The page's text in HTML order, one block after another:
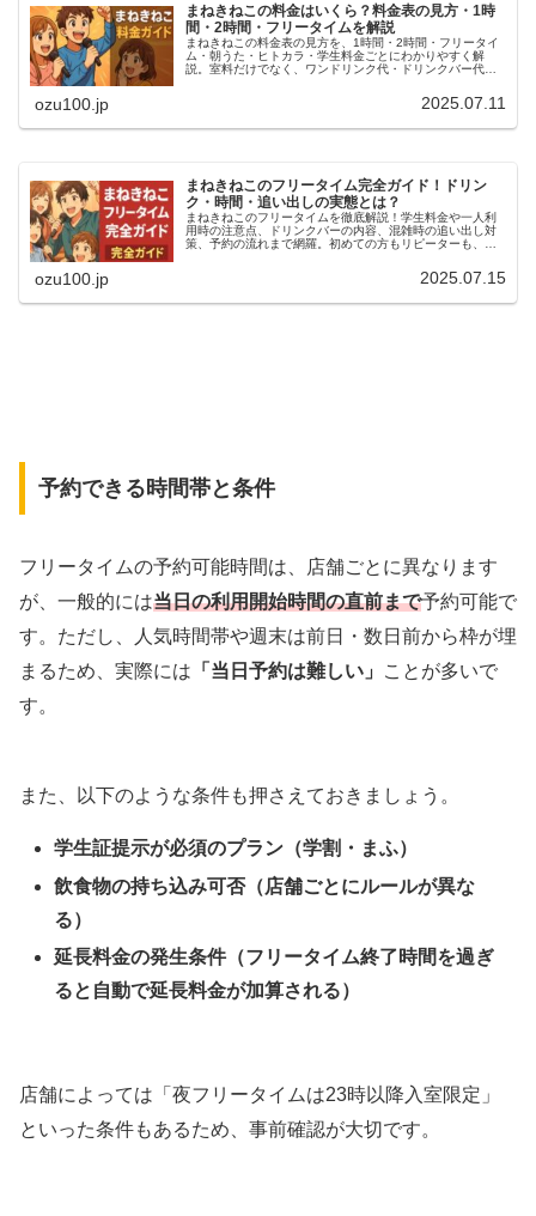
まねきねこの料金はいくら？料金表の見方・1時
間・2時間・フリータイムを解説
まねきねこの料金表の見方を、1時間・2時間・フリータイ
ム・朝うた・ヒトカラ・学生料金ごとにわかりやすく解
説。室料だけでなく、ワンドリンク代・ドリンクバー代・
ozu100.jp 2025.07.11
まねきねこのフリータイム完全ガイド！ドリン
ク・時間・追い出しの実態とは？
まねきねこのフリータイムを徹底解説！学生料金や一人利
用時の注意点、ドリンクバーの内容、混雑時の追い出し対
策、予約の流れまで網羅。初めての方もリピーターも、こ
ozu100.jp 2025.07.15
予約できる時間帯と条件
フリータイムの予約可能時間は、店舗ごとに異なります
が、一般的には当日の利用開始時間の直前まで予約可能で
す。ただし、人気時間帯や週末は前日・数日前から枠が埋
まるため、実際には 「当日予約は難しい」
ことが多いで
す。
また、以下のような条件も押さえておきましょう。
学生証提示が必須のプラン（学割・まふ）
飲食物の持ち込み可否（店舗ごとにルールが異な
る）
延長料金の発生条件（フリータイム終了時間を過ぎ
ると自動で延長料金が加算される）
店舗によっては「夜フリータイムは23時以降入室限定」
といった条件もあるため、事前確認が大切です。